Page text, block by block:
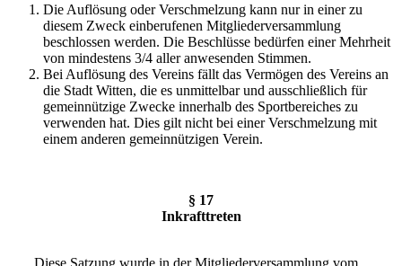
Die Auflösung oder Verschmelzung kann nur in einer zu
diesem Zweck einberufenen Mitgliederversammlung
beschlossen werden. Die Beschlüsse bedürfen einer Mehrheit
von mindestens 3/4 aller anwesenden Stimmen.
Bei Auflösung des Vereins fällt das Vermögen des Vereins an
die Stadt Witten, die es unmittelbar und ausschließlich für
gemeinnützige Zwecke innerhalb des Sportbereiches zu
verwenden hat. Dies gilt nicht bei einer Verschmelzung mit
einem anderen gemeinnützigen Verein.
§ 17
Inkrafttreten
Diese Satzung wurde in der Mitgliederversammlung vom